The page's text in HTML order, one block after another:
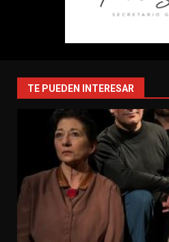
TE PUEDEN INTERESAR